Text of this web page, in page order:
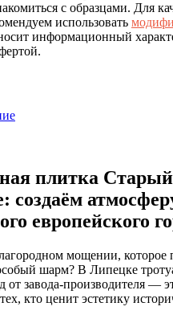
с образцами. Для
использовать
информационный
плитка
создаём
европейского
мощении, которое
шарм? В Липецке
от завода‑производителя —
кто ценит эстетику